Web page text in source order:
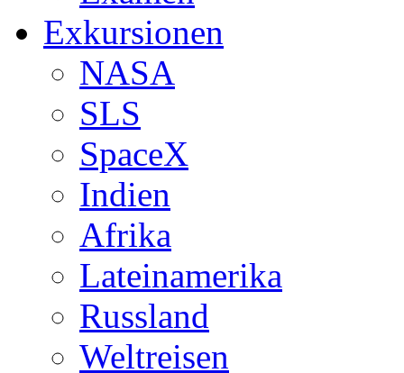
Exkursionen
NASA
SLS
SpaceX
Indien
Afrika
Lateinamerika
Russland
Weltreisen